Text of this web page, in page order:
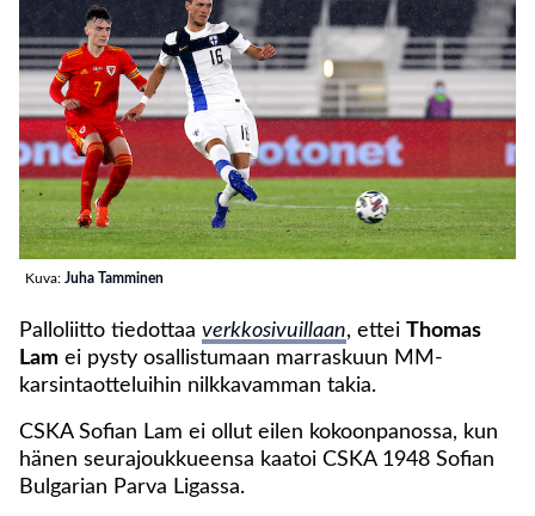
Kuva: Juha Tamminen
Palloliitto tiedottaa verkkosivuillaan, ettei
Thomas
Lam ei pysty osallistumaan marraskuun MM-
karsintaotteluihin nilkkavamman takia.
CSKA Sofian Lam ei ollut eilen kokoonpanossa, kun
hänen seurajoukkueensa kaatoi CSKA 1948 Sofian
Bulgarian Parva Ligassa.